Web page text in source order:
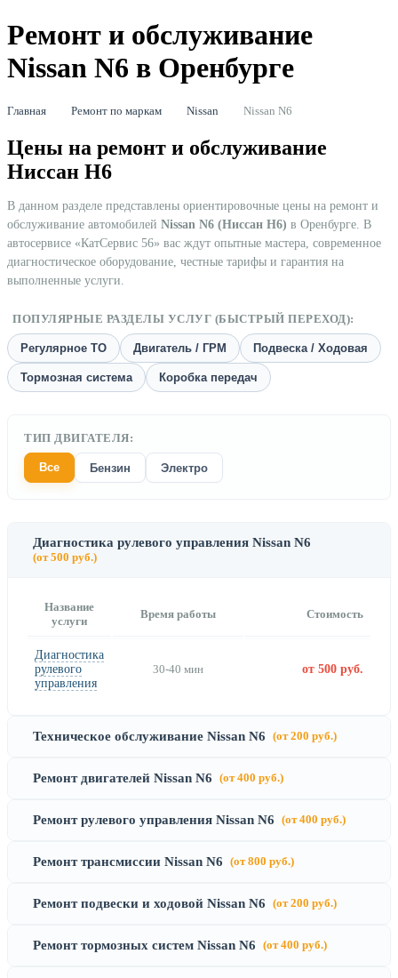
Ремонт и обслуживание
Nissan N6 в Оренбурге
Главная Ремонт по маркам Nissan Nissan N6
Цены на ремонт и обслуживание
Ниссан Н6
В данном разделе представлены ориентировочные цены на ремонт и
обслуживание автомобилей Nissan N6 (Ниссан Н6) в Оренбурге. В
автосервисе «КатСервис 56» вас ждут опытные мастера, современное
диагностическое оборудование, честные тарифы и гарантия на
выполненные услуги.
ПОПУЛЯРНЫЕ РАЗДЕЛЫ УСЛУГ (БЫСТРЫЙ ПЕРЕХОД):
Регулярное ТО Двигатель / ГРМ Подвеска / Ходовая
Тормозная система Коробка передач
ТИП ДВИГАТЕЛЯ:
Все Бензин Электро
Диагностика рулевого управления Nissan N6
(от 500 руб.)
Название
услуги
Время работы Стоимость
Диагностика
рулевого
управления
30-40 мин от 500 руб.
Техническое обслуживание Nissan N6 (от 200 руб.)
Ремонт двигателей Nissan N6 (от 400 руб.)
Ремонт рулевого управления Nissan N6 (от 400 руб.)
Ремонт трансмиссии Nissan N6 (от 800 руб.)
Ремонт подвески и ходовой Nissan N6 (от 200 руб.)
Ремонт тормозных систем Nissan N6 (от 400 руб.)